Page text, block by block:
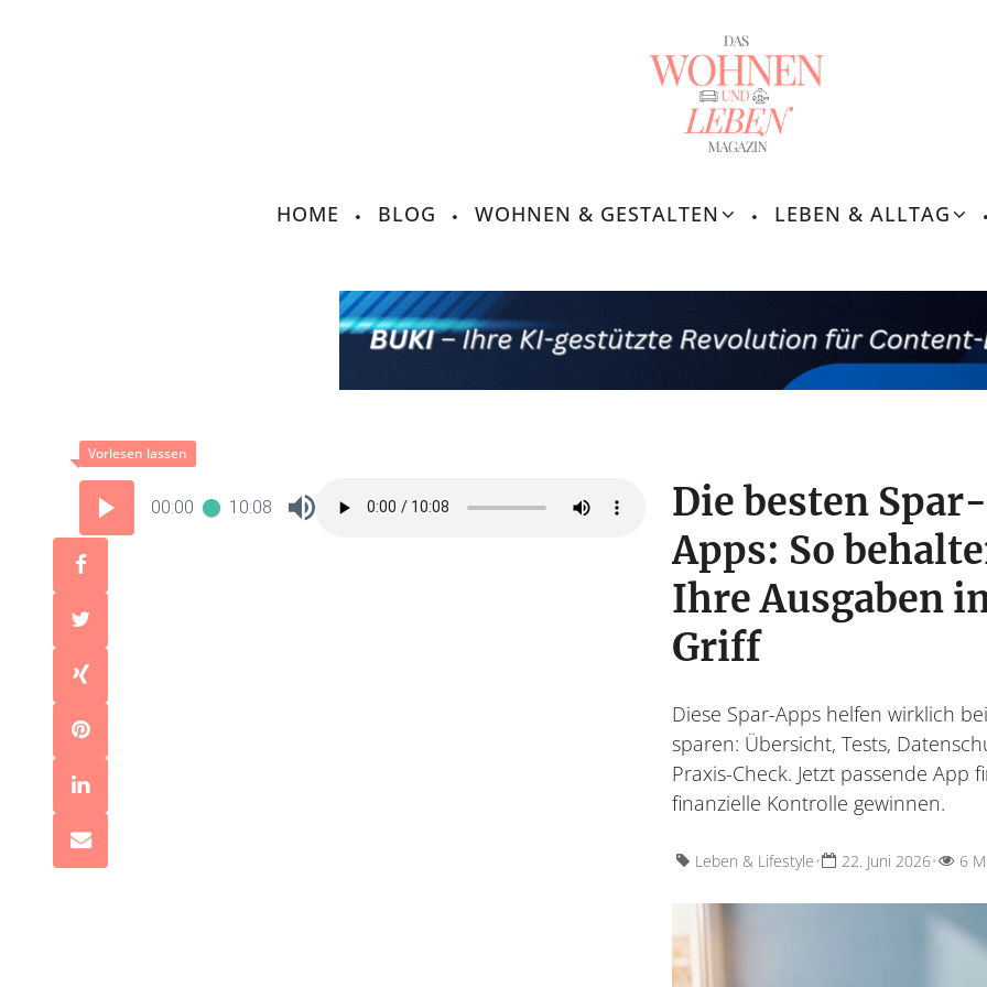
HOME BLOG WOHNEN & GESTALTEN
Möbel &
LEBEN & ALLTAG
Lebensroutinen,
00:00 10:08
Die besten Spar-
Apps: So
Ihre Ausgaben
Griff
Diese Spar-Apps helfen wirklich
sparen: Übersicht, Tests,
Praxis-Check. Jetzt passende App
finanzielle Kontrolle gewinnen.
Leben & Lifestyle• 22. Juni 2026• 6